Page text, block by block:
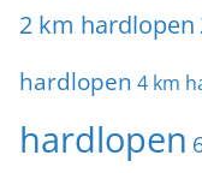
2 km hardlopen
hardlopen 4 km
hardlopen